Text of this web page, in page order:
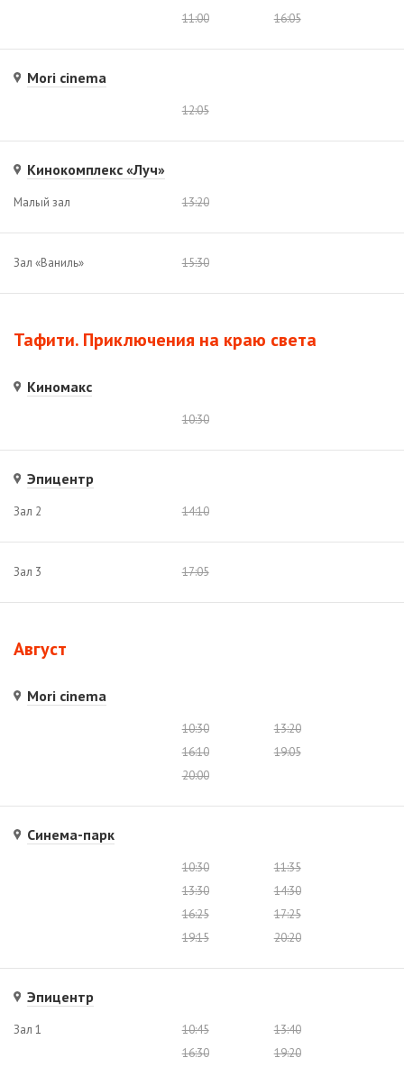
11:00 16:05
Mori cinema
12:05
Кинокомплекс «Луч»
Малый зал 13:20
Зал «Ваниль» 15:30
Тафити. Приключения на краю света
Киномакс
10:30
Эпицентр
Зал 2 14:10
Зал 3 17:05
Август
Mori cinema
10:30
13:20
16:10
19:05
20:00
Синема-парк
10:30
11:35
13:30
14:30
16:25
17:25
19:15
20:20
Эпицентр
Зал 1 10:45
13:40
16:30
19:20